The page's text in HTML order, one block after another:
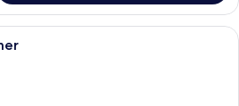
Royal-Villa, 3 Schlafzimmer |